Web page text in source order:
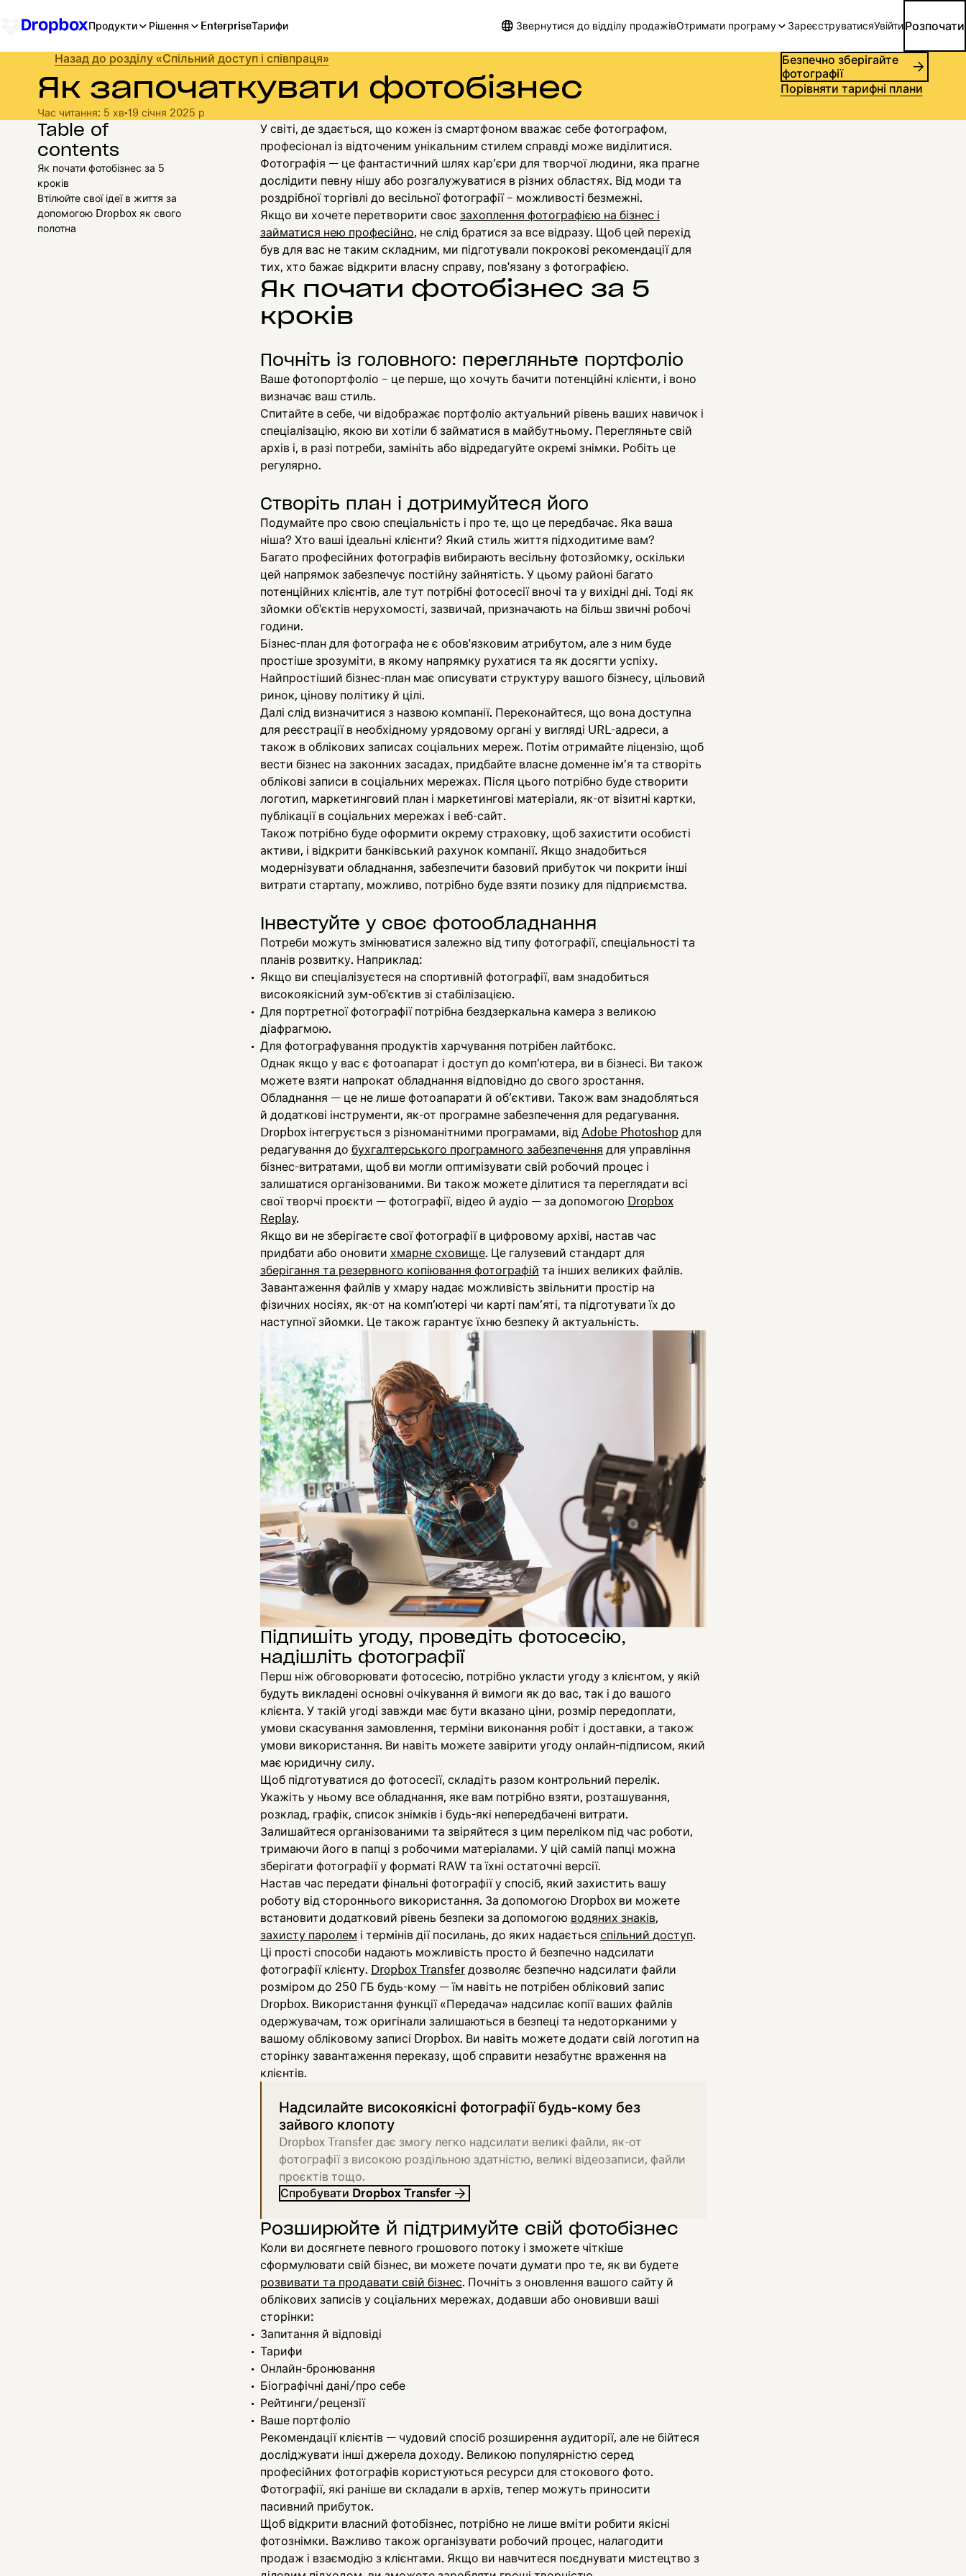
Продукти Рішення EnterpriseТарифи Звернутися до відділу продажівОтримати програму ЗареєструватисяУвійтиРозпочати
Назад до розділу «Спільний доступ і співпраця»
Як започаткувати фотобізнес
Час читання: 5 хв•19 січня 2025 р
Безпечно зберігайте
фотографії
Порівняти тарифні плани
Table of
contents
Як почати фотобізнес за 5
кроків
Втілюйте свої ідеї в життя за
допомогою Dropbox як свого
полотна
У світі, де здається, що кожен із смартфоном вважає себе фотографом,
професіонал із відточеним унікальним стилем справді може виділитися.
Фотографія — це фантастичний шлях кар’єри для творчої людини, яка прагне
дослідити певну нішу або розгалужуватися в різних областях. Від моди та
роздрібної торгівлі до весільної фотографії – можливості безмежні.
Якщо ви хочете перетворити своє захоплення фотографією на бізнес і
займатися нею професійно, не слід братися за все відразу. Щоб цей перехід
був для вас не таким складним, ми підготували покрокові рекомендації для
тих, хто бажає відкрити власну справу, пов'язану з фотографією.
Як почати фотобізнес за 5
кроків
Почніть із головного: перегляньте портфоліо
Ваше фотопортфоліо – це перше, що хочуть бачити потенційні клієнти, і воно
визначає ваш стиль.
Спитайте в себе, чи відображає портфоліо актуальний рівень ваших навичок і
спеціалізацію, якою ви хотіли б займатися в майбутньому. Перегляньте свій
архів і, в разі потреби, замініть або відредагуйте окремі знімки. Робіть це
регулярно.
Створіть план і дотримуйтеся його
Подумайте про свою спеціальність і про те, що це передбачає. Яка ваша
ніша? Хто ваші ідеальні клієнти? Який стиль життя підходитиме вам?
Багато професійних фотографів вибирають весільну фотозйомку, оскільки
цей напрямок забезпечує постійну зайнятість. У цьому районі багато
потенційних клієнтів, але тут потрібні фотосесії вночі та у вихідні дні. Тоді як
зйомки об'єктів нерухомості, зазвичай, призначають на більш звичні робочі
години.
Бізнес-план для фотографа не є обов'язковим атрибутом, але з ним буде
простіше зрозуміти, в якому напрямку рухатися та як досягти успіху.
Найпростіший бізнес-план має описувати структуру вашого бізнесу, цільовий
ринок, цінову політику й цілі.
Далі слід визначитися з назвою компанії. Переконайтеся, що вона доступна
для реєстрації в необхідному урядовому органі у вигляді URL-адреси, а
також в облікових записах соціальних мереж. Потім отримайте ліцензію, щоб
вести бізнес на законних засадах, придбайте власне доменне ім’я та створіть
облікові записи в соціальних мережах. Після цього потрібно буде створити
логотип, маркетинговий план і маркетингові матеріали, як-от візитні картки,
публікації в соціальних мережах і веб-сайт.
Також потрібно буде оформити окрему страховку, щоб захистити особисті
активи, і відкрити банківський рахунок компанії. Якщо знадобиться
модернізувати обладнання, забезпечити базовий прибуток чи покрити інші
витрати стартапу, можливо, потрібно буде взяти позику для підприємства.
Інвестуйте у своє фотообладнання
Потреби можуть змінюватися залежно від типу фотографії, спеціальності та
планів розвитку. Наприклад:
Якщо ви спеціалізуєтеся на спортивній фотографії, вам знадобиться
високоякісний зум-об'єктив зі стабілізацією.
Для портретної фотографії потрібна бездзеркальна камера з великою
діафрагмою.
Для фотографування продуктів харчування потрібен лайтбокс.
Однак якщо у вас є фотоапарат і доступ до комп’ютера, ви в бізнесі. Ви також
можете взяти напрокат обладнання відповідно до свого зростання.
Обладнання — це не лише фотоапарати й об’єктиви. Також вам знадобляться
й додаткові інструменти, як-от програмне забезпечення для редагування.
Dropbox інтегрується з різноманітними програмами, від Adobe Photoshop для
редагування до бухгалтерського програмного забезпечення для управління
бізнес-витратами, щоб ви могли оптимізувати свій робочий процес і
залишатися організованими. Ви також можете ділитися та переглядати всі
свої творчі проєкти — фотографії, відео й аудіо — за допомогою Dropbox
Replay.
Якщо ви не зберігаєте свої фотографії в цифровому архіві, настав час
придбати або оновити хмарне сховище. Це галузевий стандарт для
зберігання та резервного копіювання фотографій та інших великих файлів.
Завантаження файлів у хмару надає можливість звільнити простір на
фізичних носіях, як-от на комп’ютері чи карті пам’яті, та підготувати їх до
наступної зйомки. Це також гарантує їхню безпеку й актуальність.
Підпишіть угоду, проведіть фотосесію,
надішліть фотографії
Перш ніж обговорювати фотосесію, потрібно укласти угоду з клієнтом, у якій
будуть викладені основні очікування й вимоги як до вас, так і до вашого
клієнта. У такій угоді завжди має бути вказано ціни, розмір передоплати,
умови скасування замовлення, терміни виконання робіт і доставки, а також
умови використання. Ви навіть можете завірити угоду онлайн-підписом, який
має юридичну силу.
Щоб підготуватися до фотосесії, складіть разом контрольний перелік.
Укажіть у ньому все обладнання, яке вам потрібно взяти, розташування,
розклад, графік, список знімків і будь-які непередбачені витрати.
Залишайтеся організованими та звіряйтеся з цим переліком під час роботи,
тримаючи його в папці з робочими матеріалами. У цій самій папці можна
зберігати фотографії у форматі RAW та їхні остаточні версії.
Настав час передати фінальні фотографії у спосіб, який захистить вашу
роботу від стороннього використання. За допомогою Dropbox ви можете
встановити додатковий рівень безпеки за допомогою водяних знаків,
захисту паролем і термінів дії посилань, до яких надається спільний доступ.
Ці прості способи надають можливість просто й безпечно надсилати
фотографії клієнту. Dropbox Transferдозволяє безпечно надсилати файли
розміром до 250 ГБ будь-кому — їм навіть не потрібен обліковий запис
Dropbox. Використання функції «Передача» надсилає копії ваших файлів
одержувачам, тож оригінали залишаються в безпеці та недоторканими у
вашому обліковому записі Dropbox. Ви навіть можете додати свій логотип на
сторінку завантаження переказу, щоб справити незабутнє враження на
клієнтів.
Надсилайте високоякісні фотографії будь-кому без
зайвого клопоту
Dropbox Transfer дає змогу легко надсилати великі файли, як-от
фотографії з високою роздільною здатністю, великі відеозаписи, файли
проєктів тощо.
Спробувати Dropbox Transfer
Розширюйте й підтримуйте свій фотобізнес
Коли ви досягнете певного грошового потоку і зможете чіткіше
сформулювати свій бізнес, ви можете почати думати про те, як ви будете
розвивати та продавати свій бізнес. Почніть з оновлення вашого сайту й
облікових записів у соціальних мережах, додавши або оновивши ваші
сторінки:
Запитання й відповіді
Тарифи
Онлайн-бронювання
Біографічні дані/про себе
Рейтинги/рецензії
Ваше портфоліо
Рекомендації клієнтів — чудовий спосіб розширення аудиторії, але не бійтеся
досліджувати інші джерела доходу. Великою популярністю серед
професійних фотографів користуються ресурси для стокового фото.
Фотографії, які раніше ви складали в архів, тепер можуть приносити
пасивний прибуток.
Щоб відкрити власний фотобізнес, потрібно не лише вміти робити якісні
фотознімки. Важливо також організувати робочий процес, налагодити
продаж і взаємодію з клієнтами. Якщо ви навчитеся поєднувати мистецтво з